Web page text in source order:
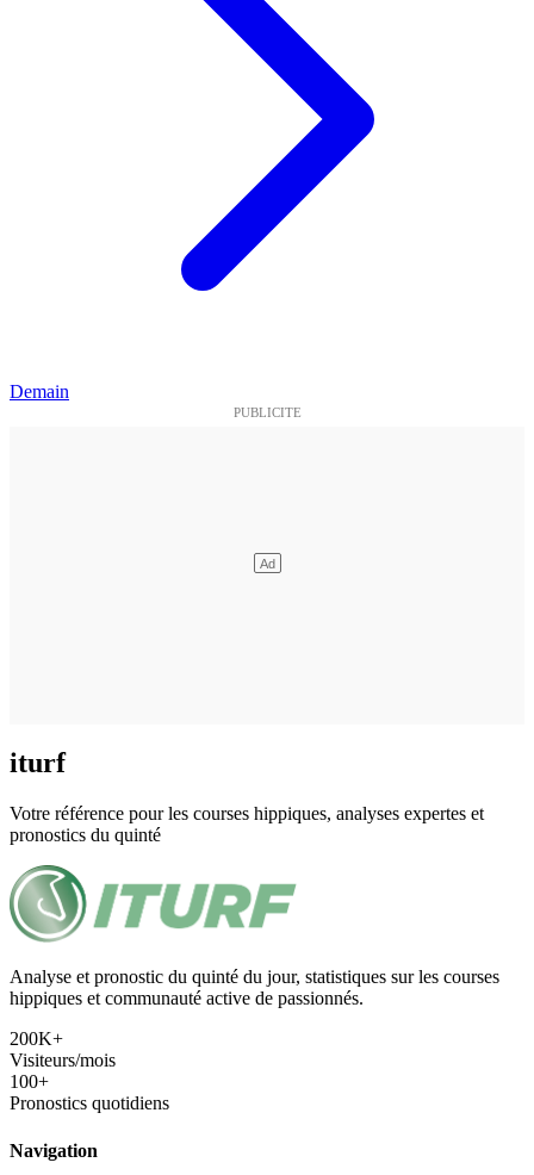
Demain
iturf
Votre référence pour les courses hippiques, analyses expertes et
pronostics du quinté
Analyse et pronostic du quinté du jour, statistiques sur les courses
hippiques et communauté active de passionnés.
200K+
Visiteurs/mois
100+
Pronostics quotidiens
Navigation